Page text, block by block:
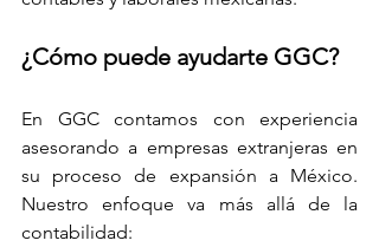
¿Cómo puede ayudarte GGC?
En GGC contamos con experiencia
asesorando a empresas extranjeras en
su proceso de expansión a México.
Nuestro enfoque va más allá de la
contabilidad: